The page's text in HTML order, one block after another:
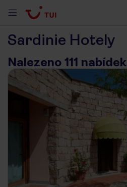
Sardinie Hotely
Nalezeno 111 nabídek